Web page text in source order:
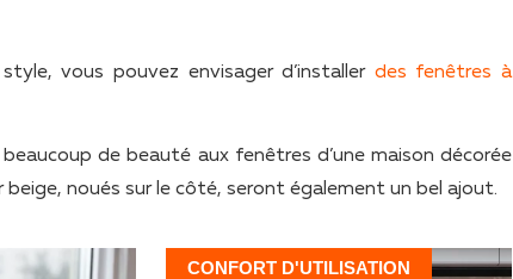
vous pouvez envisager d’installer des fenêtres à
de beauté aux fenêtres d’une maison décorée
noués sur le côté, seront également un bel ajout.
CONFORT D'UTILISATION